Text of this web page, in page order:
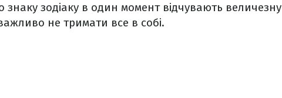
зодіаку в один момент відчувають величезну
важливо не тримати все в собі.